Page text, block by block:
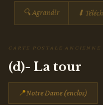
🔍 Agrandir ⬇
CARTE POSTALE ANCIENNE
(d)- La tour
📍Notre Dame (enclos)